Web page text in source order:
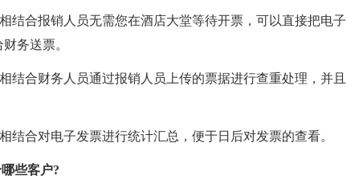
合报销人员无需您在酒店大堂等待开票，可以直接把电子
务送票。
合财务人员通过报销人员上传的票据进行查重处理，并且
合对电子发票进行统计汇总，便于日后对发票的查看。
些客户?